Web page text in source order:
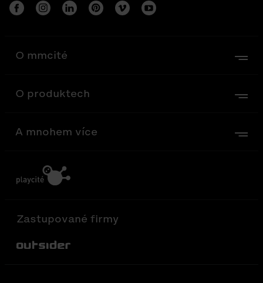
O mmcité
O produktech
A mnohem více
Zastupované firmy
Out-Sider